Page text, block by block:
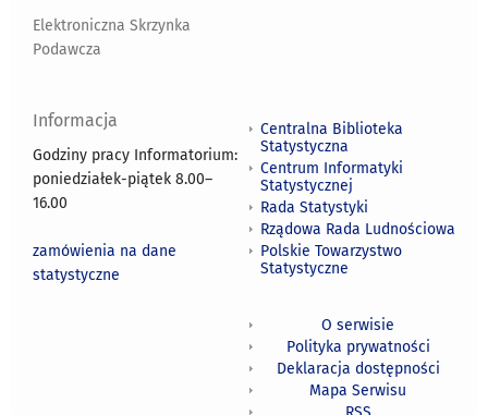
Elektroniczna Skrzynka
Podawcza
Informacja
Godziny pracy Informatorium:
poniedziałek-piątek 8.00–
16.00
zamówienia na dane
statystyczne
Centralna Biblioteka
Statystyczna
Centrum Informatyki
Statystycznej
Rada Statystyki
Rządowa Rada Ludnościowa
Polskie Towarzystwo
Statystyczne
O serwisie
Polityka prywatności
Deklaracja dostępności
Mapa Serwisu